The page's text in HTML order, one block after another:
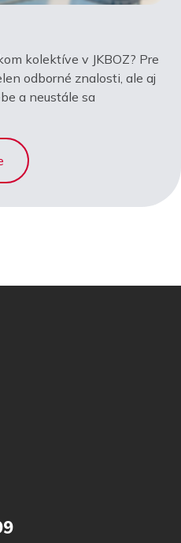
kolektíve v JKBOZ? Pre
odborné znalosti, ale aj
a neustále sa